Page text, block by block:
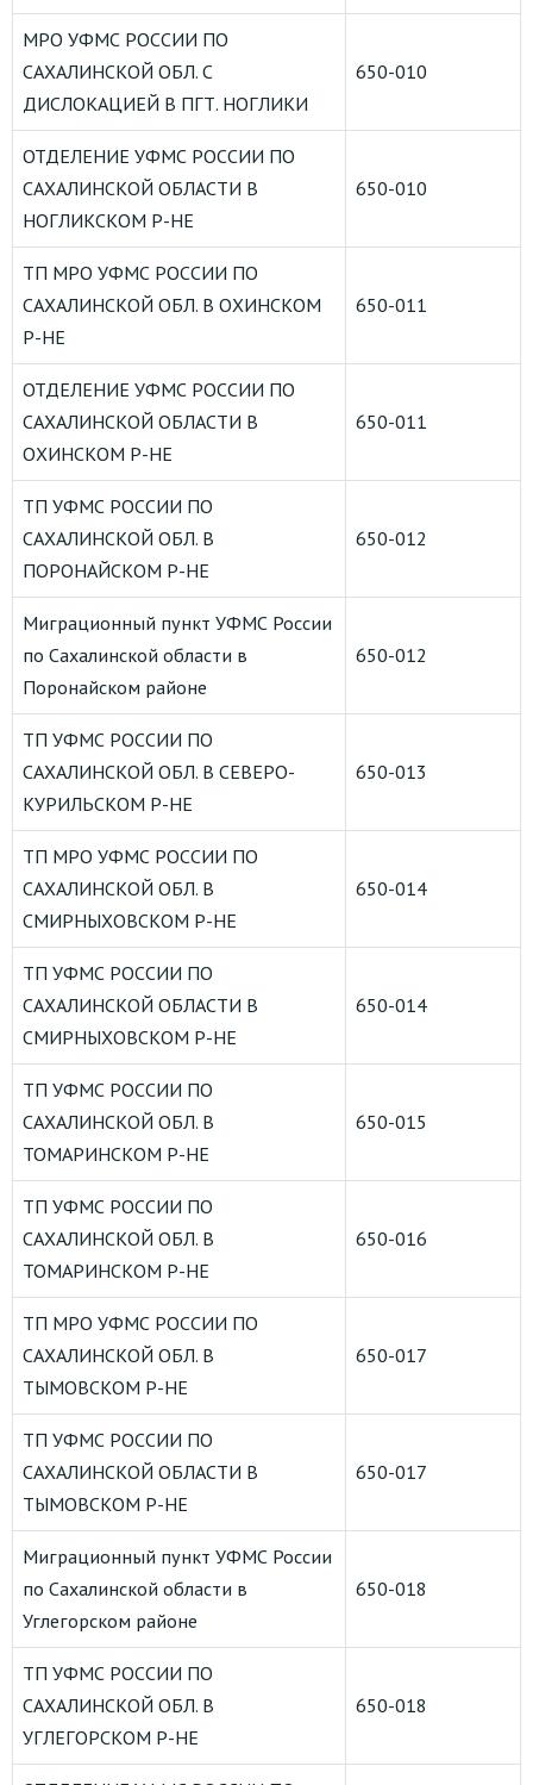
МРО УФМС РОССИИ ПО
САХАЛИНСКОЙ ОБЛ. С
ДИСЛОКАЦИЕЙ В ПГТ. НОГЛИКИ
650-010
ОТДЕЛЕНИЕ УФМС РОССИИ ПО
САХАЛИНСКОЙ ОБЛАСТИ В
НОГЛИКСКОМ Р-НЕ
650-010
ТП МРО УФМС РОССИИ ПО
САХАЛИНСКОЙ ОБЛ. В ОХИНСКОМ
Р-НЕ
650-011
ОТДЕЛЕНИЕ УФМС РОССИИ ПО
САХАЛИНСКОЙ ОБЛАСТИ В
ОХИНСКОМ Р-НЕ
650-011
ТП УФМС РОССИИ ПО
САХАЛИНСКОЙ ОБЛ. В
ПОРОНАЙСКОМ Р-НЕ
650-012
Миграционный пункт УФМС России
по Сахалинской области в
Поронайском районе
650-012
ТП УФМС РОССИИ ПО
САХАЛИНСКОЙ ОБЛ. В СЕВЕРО-
КУРИЛЬСКОМ Р-НЕ
650-013
ТП МРО УФМС РОССИИ ПО
САХАЛИНСКОЙ ОБЛ. В
СМИРНЫХОВСКОМ Р-НЕ
650-014
ТП УФМС РОССИИ ПО
САХАЛИНСКОЙ ОБЛАСТИ В
СМИРНЫХОВСКОМ Р-НЕ
650-014
ТП УФМС РОССИИ ПО
САХАЛИНСКОЙ ОБЛ. В
ТОМАРИНСКОМ Р-НЕ
650-015
ТП УФМС РОССИИ ПО
САХАЛИНСКОЙ ОБЛ. В
ТОМАРИНСКОМ Р-НЕ
650-016
ТП МРО УФМС РОССИИ ПО
САХАЛИНСКОЙ ОБЛ. В
ТЫМОВСКОМ Р-НЕ
650-017
ТП УФМС РОССИИ ПО
САХАЛИНСКОЙ ОБЛАСТИ В
ТЫМОВСКОМ Р-НЕ
650-017
Миграционный пункт УФМС России
по Сахалинской области в
Углегорском районе
650-018
ТП УФМС РОССИИ ПО
САХАЛИНСКОЙ ОБЛ. В
УГЛЕГОРСКОМ Р-НЕ
650-018